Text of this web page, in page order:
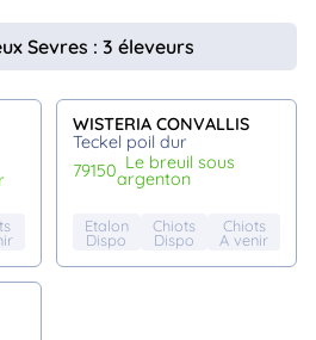
Sevres : 3 éleveurs
WISTERIA CONVALLIS
Teckel poil dur
79150 le breuil sous
argenton
Etalon
Dispo
Chiots
Dispo
Chiots
A venir